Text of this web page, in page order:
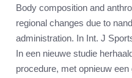
Body composition and
regional changes due to
administration. In Int. J
In een nieuwe studie
procedure, met opnieuw